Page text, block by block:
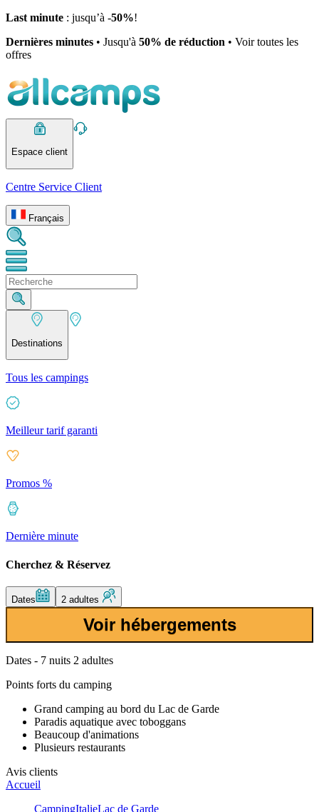
Last minute : jusqu’à -50%!
Dernières minutes • Jusqu'à 50% de réduction • Voir toutes les
offres
Espace client
Centre Service Client
Français
Destinations
Tous les campings
Meilleur tarif garanti
Promos %
Dernière minute
Cherchez & Réservez
Dates 2 adultes
Voir hébergements
Dates - 7 nuits 2 adultes
Points forts du camping
Grand camping au bord du Lac de Garde
Paradis aquatique avec toboggans
Beaucoup d'animations
Plusieurs restaurants
Avis clients
Accueil
CampingItalieLac de Garde